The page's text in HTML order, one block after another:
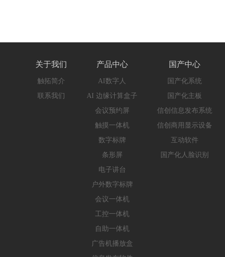
关于我们
触拓简介
联系我们
产品中心
AI数字人
AI 边缘计算盒子
会议预约屏
触摸一体机
数字标牌
条形屏
电子讲台
户外数字标牌
会议一体机
工控一体机
自助一体机
广告机播放盒
国产中心
国产化系统
国产化主板
信创信息发布系统
信创商用显示设备
互动软件
国产化人脸识别